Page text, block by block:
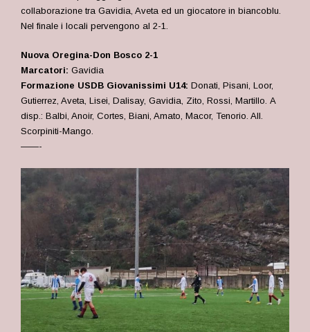
collaborazione tra Gavidia, Aveta ed un giocatore in biancoblu.
Nel finale i locali pervengono al 2-1.
Nuova Oregina-Don Bosco 2-1
Marcatori: Gavidia
Formazione USDB Giovanissimi U14: Donati, Pisani, Loor,
Gutierrez, Aveta, Lisei, Dalisay, Gavidia, Zito, Rossi, Martillo. A
disp.: Balbi, Anoir, Cortes, Biani, Amato, Macor, Tenorio. All.
Scorpiniti-Mango.
——-